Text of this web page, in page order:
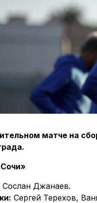
матче на
Сослан Джанаев.
Сергей Терехов,